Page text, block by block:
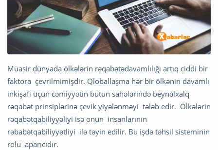
Müasir dünyada ölkələrin rəqabətədavamlılığı artıq ciddi bir
faktora çev­rilmimişdir. Qloballaşma hər bir ölkənin davamlı
inkişafı üçün cəmiyyətin bütün sahələrində beynəlxalq
rəqabət prinsiplərinə çevik yiyələnməyi tələb edir. Ölkələrin
rəqabətqabiliyyəliyi isə onun insanlarının
rəbabətqabiliyyətliyi ilə təyin edilir. Bu işdə təhsil sisteminin
rolu aparıcıdır.